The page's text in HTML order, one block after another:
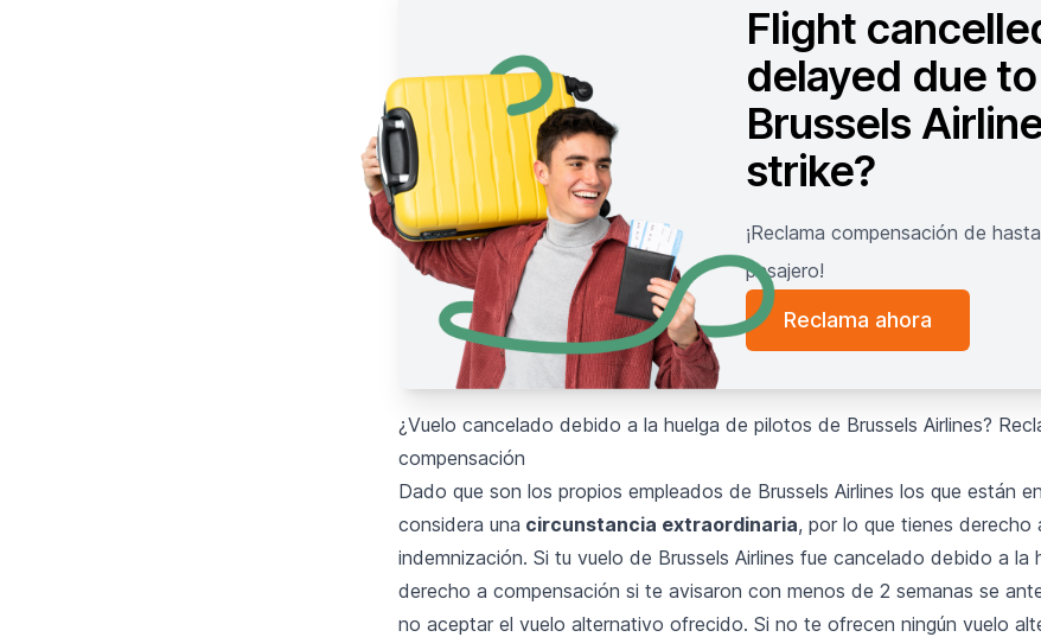
Flight
delayed due
Brussels
strike?
¡Reclama compensación de
pasajero!
Reclama ahora
¿Vuelo cancelado debido a la huelga de pilotos de Brussels Airlines?
compensación
Dado que son los propios empleados de Brussels Airlines los que están
considera una circunstancia extraordinaria, por lo que tienes derecho
indemnización. Si tu vuelo de Brussels Airlines fue cancelado debido a la
derecho a compensación si te avisaron con menos de 2 semanas se
no aceptar el vuelo alternativo ofrecido. Si no te ofrecen ningún vuelo